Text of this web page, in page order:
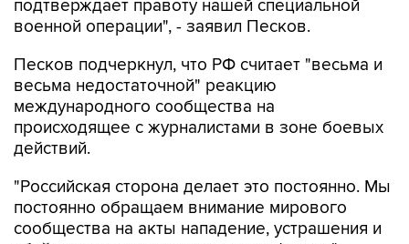
Песков подчеркнул, что РФ считает "весьма и
международного сообщества на
происходящее с журналистами в зоне боевых
действий.
"Российская сторона делает это постоянно. Мы
сообщества на акты нападение, устрашения и
убийств журналистов в зоне конфликта", -
сказал он.